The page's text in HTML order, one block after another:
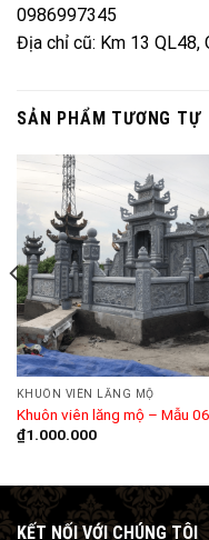
0986997345
Địa chỉ cũ: Km 13 QL48,
SẢN PHẨM TƯƠNG TỰ
KHUÔN VIÊN LĂNG MỘ
Khuôn viên lăng mộ – Mẫu 06
₫1.000.000
KẾT NỐI VỚI CHÚNG TÔI